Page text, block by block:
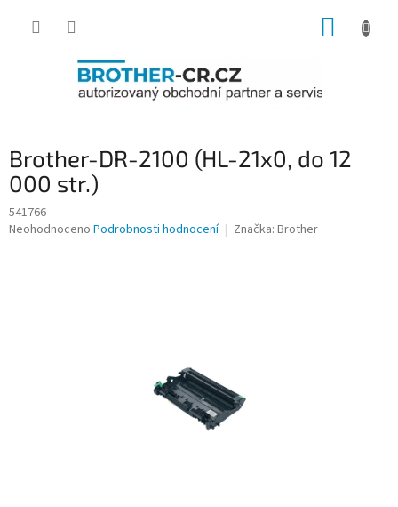
Brother-DR-2100 (HL-21x0, do 12
000 str.)
541766
Průměrné
Neohodnoceno Podrobnosti hodnocení Značka: Brother